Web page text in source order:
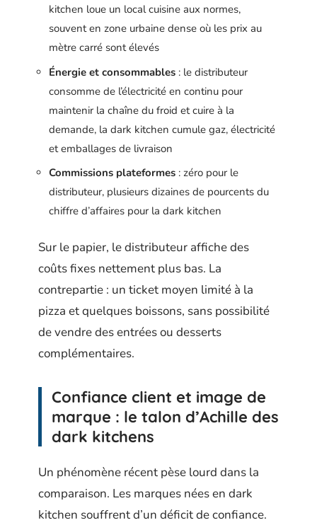
kitchen loue un local cuisine aux normes,
souvent en zone urbaine dense où les prix au
mètre carré sont élevés
Énergie et consommables : le distributeur
consomme de l’électricité en continu pour
maintenir la chaîne du froid et cuire à la
demande, la dark kitchen cumule gaz, électricité
et emballages de livraison
Commissions plateformes : zéro pour le
distributeur, plusieurs dizaines de pourcents du
chiffre d’affaires pour la dark kitchen
Sur le papier, le distributeur affiche des
coûts fixes nettement plus bas. La
contrepartie : un ticket moyen limité à la
pizza et quelques boissons, sans possibilité
de vendre des entrées ou desserts
complémentaires.
Confiance client et image de
marque : le talon d’Achille des
dark kitchens
Un phénomène récent pèse lourd dans la
comparaison. Les marques nées en dark
kitchen souffrent d’un déficit de confiance.